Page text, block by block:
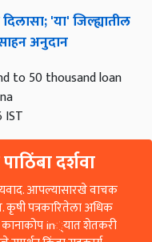
दिलासा; 'या'जिल्ह्यातील
अनुदान
to 50 thousand loan
दर्शवा
आपल्यासारखे वाचक
कृषी पत्रकारितेला अधिक
कानाकोप in्यात शेतकरी